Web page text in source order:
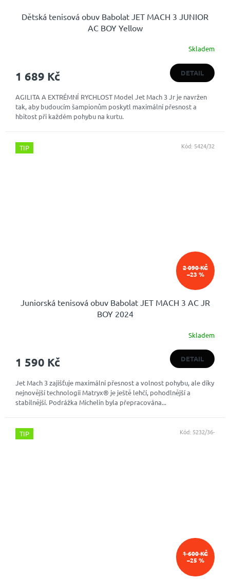
Dětská tenisová obuv Babolat JET MACH 3 JUNIOR
AC BOY Yellow
Skladem
1 689 Kč DETAIL
AGILITA A EXTRÉMNÍ RYCHLOST Model Jet Mach 3 Jr je navržen
tak, aby budoucím šampionům poskytl maximální přesnost a
hbitost při každém pohybu na kurtu.
TIP
2 090 KČ
–23 %
Juniorská tenisová obuv Babolat JET MACH 3 AC JR
BOY 2024
Skladem
1 590 Kč DETAIL
Jet Mach 3 zajišťuje maximální přesnost a volnost pohybu, ale díky
nejnovější technologii Matryx® je ještě lehčí, pohodlnější a
stabilnější. Podrážka Michelin byla přepracována...
Kód: 5424/32
TIP
1 600 KČ
–25 %
Kód: 5232/36-